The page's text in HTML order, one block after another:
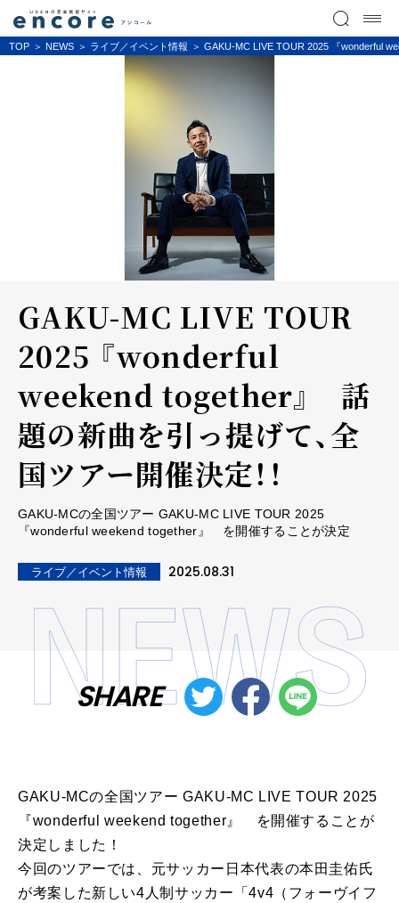
TOP NEWS ライブ／イベント情報 GAKU-MC LIVE TOUR 2025 『wonderful
GAKU-MC LIVE TOUR
2025 『wonderful
weekend together』 話
題の新曲を引っ提げて、全
国ツアー開催決定！！
GAKU-MCの全国ツアー GAKU-MC LIVE TOUR 2025
『wonderful weekend together』 を開催することが決定
ライブ／イベント情報 2025.08.31
SHARE
GAKU-MCの全国ツアー GAKU-MC LIVE TOUR 2025
『wonderful weekend together』 を開催することが
決定しました！
今回のツアーでは、元サッカー日本代表の本田圭佑氏
が考案した新しい4人制サッカー「4v4（フォーヴイフ